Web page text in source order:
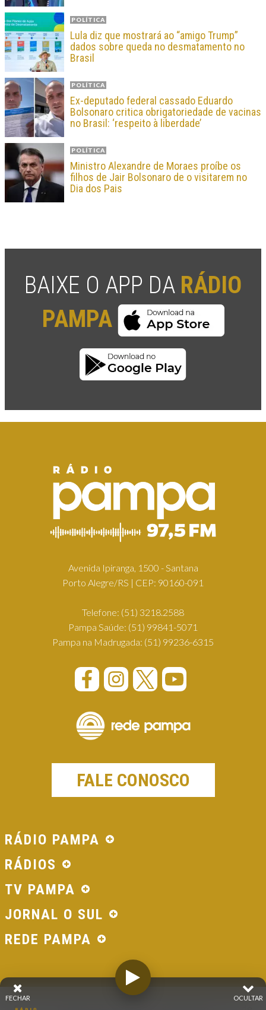
POLÍTICA
Lula diz que mostrará ao “amigo Trump”
dados sobre queda no desmatamento no
Brasil
POLÍTICA
Ex-deputado federal cassado Eduardo
Bolsonaro critica obrigatoriedade de vacinas
no Brasil: ‘respeito à liberdade’
POLÍTICA
Ministro Alexandre de Moraes proíbe os
filhos de Jair Bolsonaro de o visitarem no
Dia dos Pais
BAIXE O APP DA RÁDIO
PAMPA
Avenida Ipiranga, 1500 - Santana
Porto Alegre/RS | CEP: 90160-091
Telefone: (51) 3218.2588
Pampa Saúde: (51) 99841-5071
Pampa na Madrugada: (51) 99236-6315
FALE CONOSCO
RÁDIO PAMPA
RÁDIOS
TV PAMPA
JORNAL O SUL
REDE PAMPA
OCULTAR
FECHAR